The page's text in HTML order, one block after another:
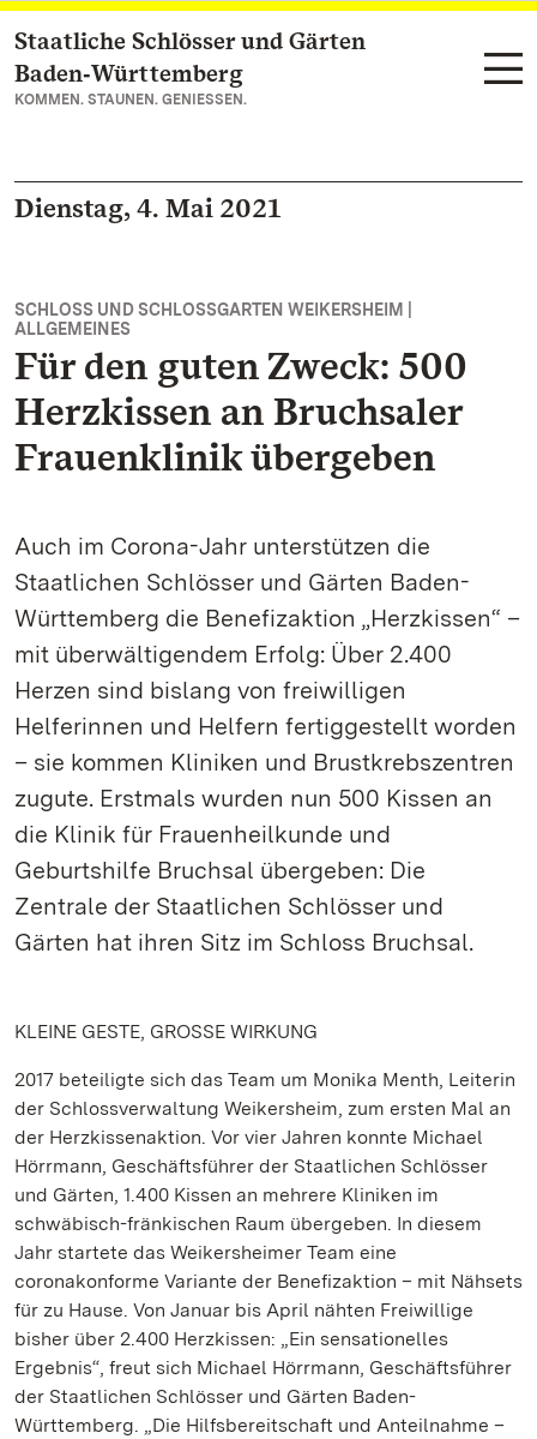
Zum Hauptinhalt springen
Staatliche Schlösser und Gärten
Baden‑Württemberg
KOMMEN. STAUNEN. GENIESSEN.
Dienstag, 4. Mai 2021
SCHLOSS UND SCHLOSSGARTEN WEIKERSHEIM |
ALLGEMEINES
Für den guten Zweck: 500
Herzkissen an Bruchsaler
Frauenklinik übergeben
Auch im Corona-Jahr unterstützen die
Staatlichen Schlösser und Gärten Baden-
Württemberg die Benefizaktion „Herzkissen“ –
mit überwältigendem Erfolg: Über 2.400
Herzen sind bislang von freiwilligen
Helferinnen und Helfern fertiggestellt worden
– sie kommen Kliniken und Brustkrebszentren
zugute. Erstmals wurden nun 500 Kissen an
die Klinik für Frauenheilkunde und
Geburtshilfe Bruchsal übergeben: Die
Zentrale der Staatlichen Schlösser und
Gärten hat ihren Sitz im Schloss Bruchsal.
KLEINE GESTE, GROSSE WIRKUNG
2017 beteiligte sich das Team um Monika Menth, Leiterin
der Schlossverwaltung Weikersheim, zum ersten Mal an
der Herzkissenaktion. Vor vier Jahren konnte Michael
Hörrmann, Geschäftsführer der Staatlichen Schlösser
und Gärten, 1.400 Kissen an mehrere Kliniken im
schwäbisch-fränkischen Raum übergeben. In diesem
Jahr startete das Weikersheimer Team eine
coronakonforme Variante der Benefizaktion – mit Nähsets
für zu Hause. Von Januar bis April nähten Freiwillige
bisher über 2.400 Herzkissen: „Ein sensationelles
Ergebnis“, freut sich Michael Hörrmann, Geschäftsführer
der Staatlichen Schlösser und Gärten Baden-
Württemberg. „Die Hilfsbereitschaft und Anteilnahme –